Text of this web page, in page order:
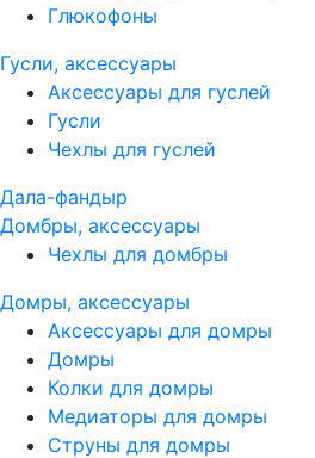
Глюкофоны
Гусли, аксессуары
Аксессуары для гуслей
Гусли
Чехлы для гуслей
Дала-фандыр
Домбры, аксессуары
Чехлы для домбры
Домры, аксессуары
Аксессуары для домры
Домры
Колки для домры
Медиаторы для домры
Струны для домры